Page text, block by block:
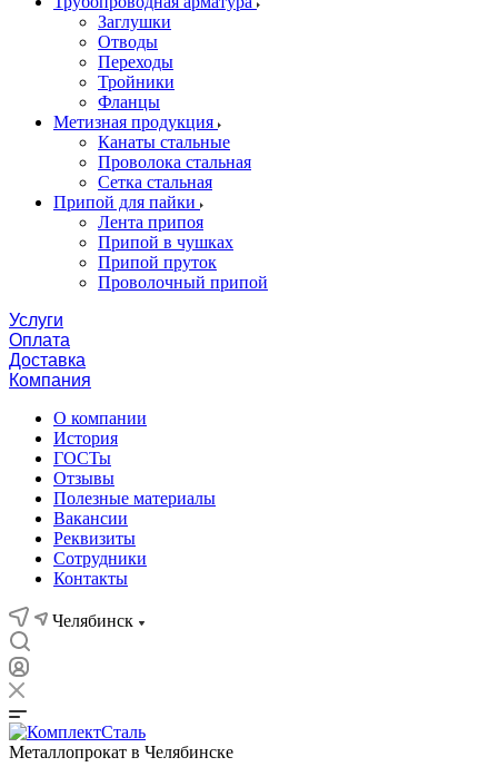
Заглушки
Отводы
Переходы
Тройники
Фланцы
Метизная продукция
Канаты стальные
Проволока стальная
Сетка стальная
Припой для пайки
Лента припоя
Припой в чушках
Припой пруток
Проволочный припой
Услуги
Оплата
Доставка
Компания
О компании
История
ГОСТы
Отзывы
Полезные материалы
Вакансии
Реквизиты
Сотрудники
Контакты
Челябинск
Металлопрокат в Челябинске